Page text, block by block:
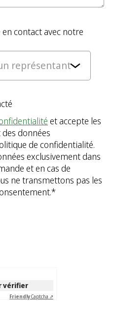
contact avec notre
et accepte les
données
de confidentialité.
exclusivement dans
et en cas de
ne transmettons pas les
vérifier
FriendlyCaptcha ⇗